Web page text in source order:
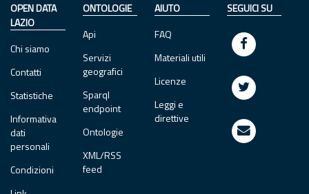
OPEN DATA
LAZIO
Chi siamo
Contatti
Statistiche
Informativa
dati
personali
Condizioni
ONTOLOGIE
Api
Servizi
geografici
Sparql
endpoint
Ontologie
XML/RSS
feed
AIUTO
FAQ
Materiali utili
Licenze
Leggi e
direttive
SEGUICI SU